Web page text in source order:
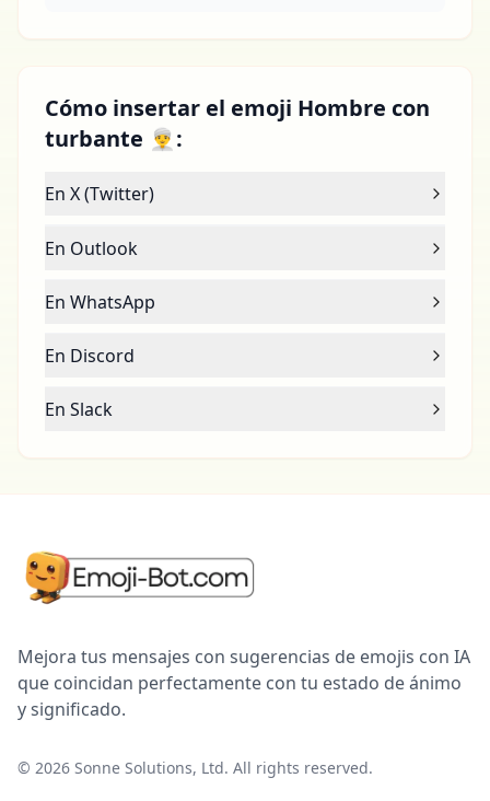
Cómo insertar el emoji Hombre con
turbante 👳‍♂️:
En X (Twitter)
En Outlook
En WhatsApp
En Discord
En Slack
Mejora tus mensajes con sugerencias de emojis con IA
que coincidan perfectamente con tu estado de ánimo
y significado.
© 2026 Sonne Solutions, Ltd. All rights reserved.